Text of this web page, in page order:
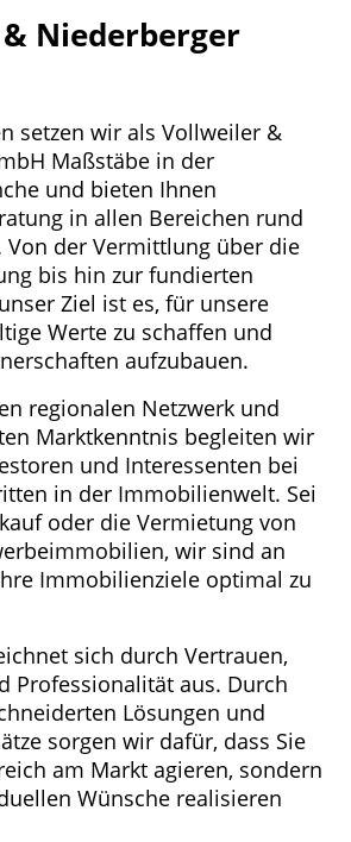
Niederberger
setzen wir als Vollweiler &
Maßstäbe in der
und bieten Ihnen
in allen Bereichen rund
der Vermittlung über die
bis hin zur fundierten
Ziel ist es, für unsere
Werte zu schaffen und
aufzubauen.
regionalen Netzwerk und
Marktkenntnis begleiten wir
und Interessenten bei
in der Immobilienwelt. Sei
oder die Vermietung von
wir sind an
Immobilienziele optimal zu
sich durch Vertrauen,
Professionalität aus. Durch
Lösungen und
sorgen wir dafür, dass Sie
am Markt agieren, sondern
Wünsche realisieren